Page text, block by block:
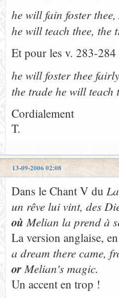
he will fain foster
he will teach thee, the
Et pour les v. 283-
he will foster thee
the trade he will teach
Cordialement
T.
13-09-2006 02:08
Dans le Chant V du
un rêve lui vint, des
où Melian la prend à
La version anglaise,
a dream there came,
or Melian's magic.
Un accent en trop !